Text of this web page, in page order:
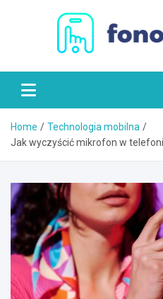
Home
Technologia mobilna
Jak wyczyścić mikrofon w